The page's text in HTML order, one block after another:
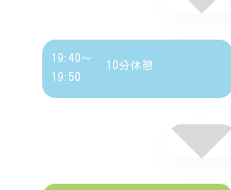
19:40～
19:50
10分休憩